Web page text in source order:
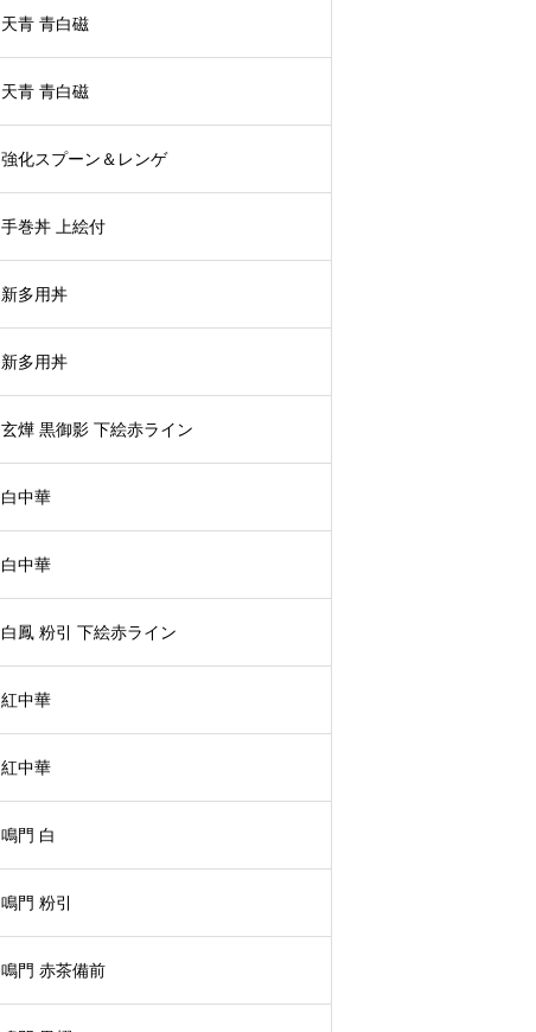
天青 青白磁
天青 青白磁
強化スプーン＆レンゲ
手巻丼 上絵付
新多用丼
新多用丼
玄燁 黒御影 下絵赤ライン
白中華
白中華
白鳳 粉引 下絵赤ライン
紅中華
紅中華
鳴門 白
鳴門 粉引
鳴門 赤茶備前